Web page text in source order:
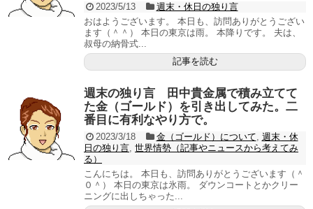
2023/5/13
週末・休日の独り言
おはようございます。 本日も、訪問ありがとうござい
ます（＾＾） 本日の東京は雨。 本降りです。 夫は、
叔母の納骨式...
記事を読む
週末の独り言 田中貴金属で積み立てて
た金（ゴールド）を引き出してみた。二
番目に有利なやり方で。
2023/3/18 金（ゴールド）について 週末・休
日の独り言 世界情勢（記事やニュースから考えてみ
る）
こんにちは。 本日も、訪問ありがとうございます（＾
０＾） 本日の東京は氷雨。 ダウンコートとかクリー
ニングに出しちゃった...